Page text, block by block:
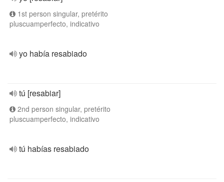
1st person singular, pretérito
pluscuamperfecto, indicativo
yo había resabiado
tú [resabiar]
2nd person singular, pretérito
pluscuamperfecto, indicativo
tú habías resabiado